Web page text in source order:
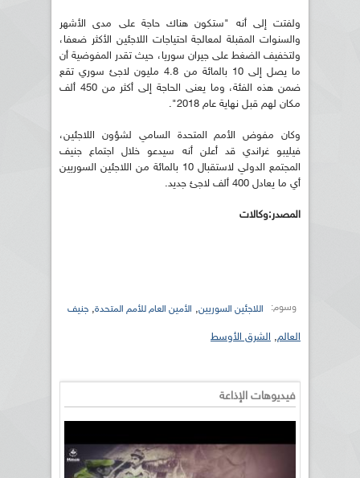
ولفتت إلى أنه "ستكون هناك حاجة على مدى الأشهر
والسنوات المقبلة لمعالجة احتياجات اللاجئين الأكثر ضعفا،
ولتخفيف الضغط على جيران سوريا، حيث تقدر المفوضية أن
ما يصل إلى 10 بالمائة من 4.8 مليون لاجئ سوري تقع
ضمن هذه الفئة، وما يعنى الحاجة إلى أكثر من 450 ألف
مكان لهم قبل نهاية عام 2018".
وكان مفوض الأمم المتحدة السامي لشؤون اللاجئين،
فيليبو غراندي قد أعلن أنه سيدعو خلال اجتماع جنيف
المجتمع الدولي لاستقبال 10 بالمائة من اللاجئين السوريين
أي ما يعادل 400 ألف لاجئ جديد.
المصدر:وكالات
وسوم: اللاجئين السوريين, الأمين العام للأمم المتحدة, جنيف
العالم, الشرق الأوسط
فيديوهات الإذاعة